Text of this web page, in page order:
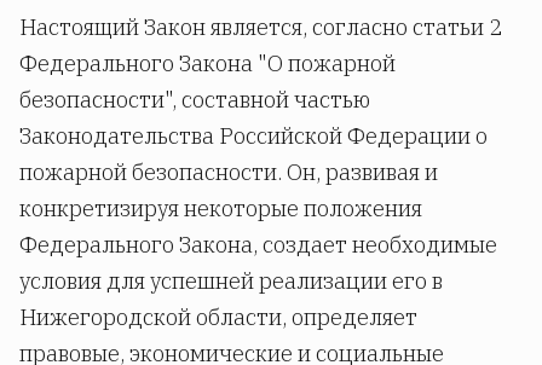
Настоящий Закон является, согласно статьи 2
Федерального Закона "О пожарной
безопасности", составной частью
Законодательства Российской Федерации о
пожарной безопасности. Он, развивая и
конкретизируя некоторые положения
Федерального Закона, создает необходимые
условия для успешней реализации его в
Нижегородской области, определяет
правовые, экономические и социальные